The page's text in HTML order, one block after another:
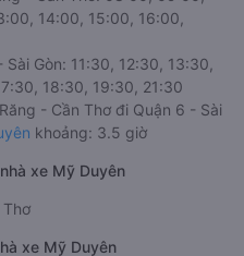
14:00, 15:00, 16:00,
Gòn: 11:30, 12:30, 13:30,
18:30, 19:30, 21:30
- Cần Thơ đi Quận 6 - Sài
khoảng: 3.5 giờ
xe Mỹ Duyên
xe Mỹ Duyên